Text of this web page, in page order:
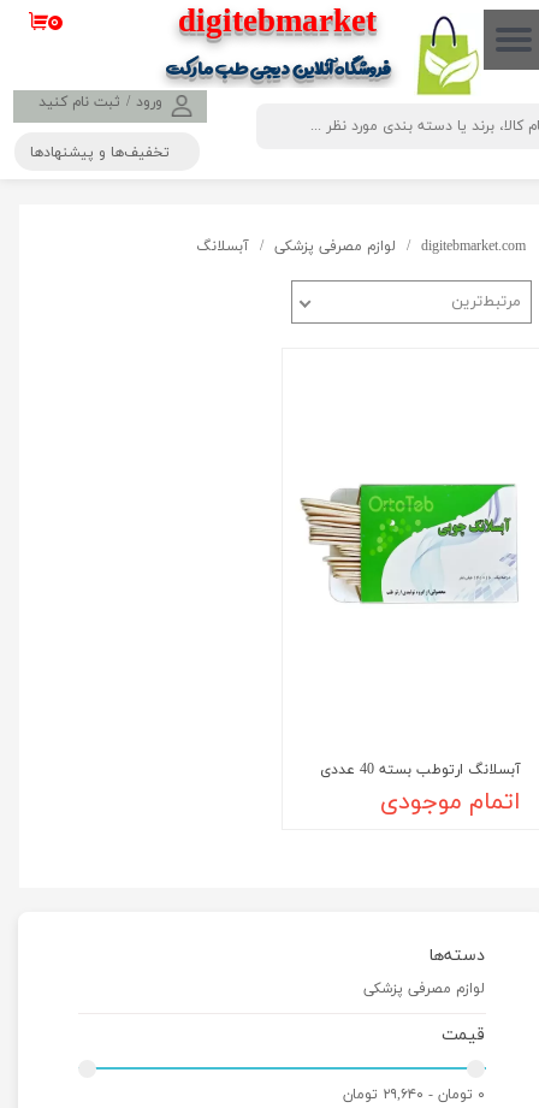
​​​​​​​​digitebmarket
فروشگاه آنلاین دیجی طب مارکت
ورود / ثبت نام کنید
حساب کاربری من
تغییر گذر واژه
۰
تخفیف‌ها و پیشنهادها
دسته‌ها
لوازم مصرفی پزشکی
قیمت
۰ تومان - ۲۹,۶۴۰ تومان
digitebmarket.com لوازم مصرفی پزشکی آبسلانگ
مرتبط‌ترین
آبسلانگ ارتوطب بسته 40 عددی
اتمام موجودی